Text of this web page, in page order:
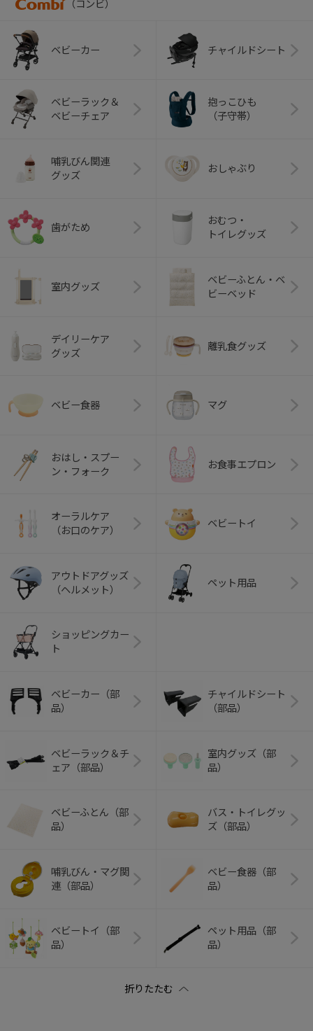
（コンビ）
ベビーカー チャイルドシート
ベビーラック＆
ベビーチェア
抱っこひも
（子守帯）
哺乳びん関連
グッズ
おしゃぶり
歯がため
おむつ・
トイレグッズ
室内グッズ
ベビーふとん・ベ
ビーベッド
デイリーケア
グッズ
離乳食グッズ
ベビー食器 マグ
おはし・スプー
ン・フォーク
お食事エプロン
オーラルケア
（お口のケア）
ベビートイ
アウトドアグッズ
（ヘルメット）
ペット用品
ショッピングカー
ト
ベビーカー（部
品）
チャイルドシート
（部品）
ベビーラック＆チ
ェア（部品）
室内グッズ（部
品）
ベビーふとん（部
品）
バス・トイレグッ
ズ（部品）
哺乳びん・マグ関
連（部品）
ベビー食器（部
品）
ベビートイ（部
品）
ペット用品（部
品）